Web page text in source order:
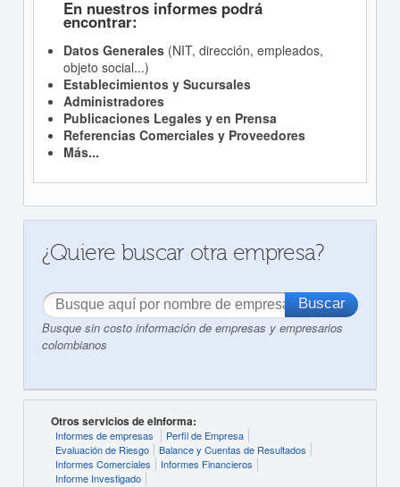
En nuestros informes podrá
encontrar:
Datos Generales(NIT, dirección, empleados,
objeto social...)
Establecimientos y Sucursales
Administradores
Publicaciones Legales y en Prensa
Referencias Comerciales y Proveedores
Más...
¿Quiere buscar otra empresa?
Busque sin costo información de empresas y empresarios
colombianos
Otros servicios de eInforma:
Informes de empresas
Perfil de Empresa
Evaluación de Riesgo
Balance y Cuentas de Resultados
Informes Comerciales
Informes Financieros
Informe Investigado